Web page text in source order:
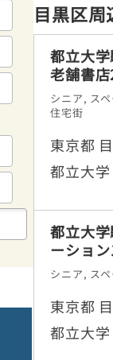
目黒区周
都立大
老舗書店
シニア, ス
住宅街
東京都
都立大学
都立大
ーション
シニア, ス
東京都
都立大学